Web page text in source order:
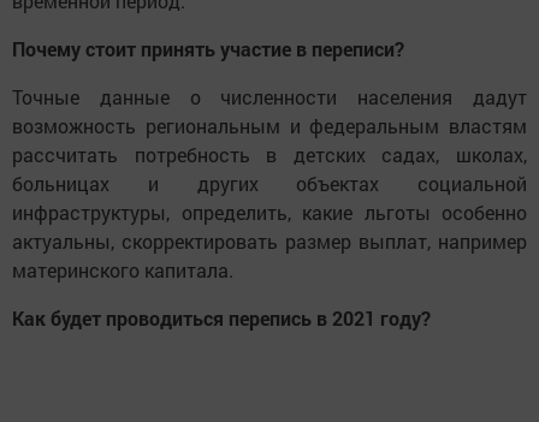
Почему стоит принять участие в переписи?
Точные данные о численности населения дадут
возможность региональным и федеральным властям
рассчитать потребность в детских садах, школах,
больницах и других объектах социальной
инфраструктуры, определить, какие льготы особенно
актуальны, скорректировать размер выплат, например
материнского капитала.
Как будет проводиться перепись в 2021 году?